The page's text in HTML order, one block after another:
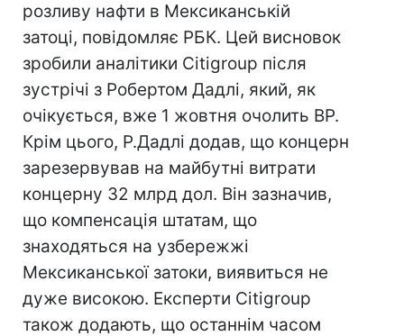
розливу нафти в Мексиканській
затоці, повідомляє РБК. Цей висновок
зробили аналітики Citigroup після
зустрічі з Робертом Дадлі, який, як
очікується, вже 1 жовтня очолить BP.
Крім цього, Р.Дадлі додав, що концерн
зарезервував на майбутні витрати
концерну 32 млрд дол. Він зазначив,
що компенсація штатам, що
знаходяться на узбережжі
Мексиканської затоки, виявиться не
дуже високою. Експерти Citigroup
також додають, що останнім часом